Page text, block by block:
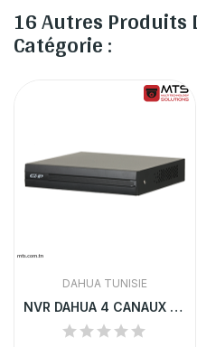
16 Autres Produits
Catégorie :
DAHUA TUNISIE
NVR DAHUA 4 CANAUX POE H.265 COMPACT |...